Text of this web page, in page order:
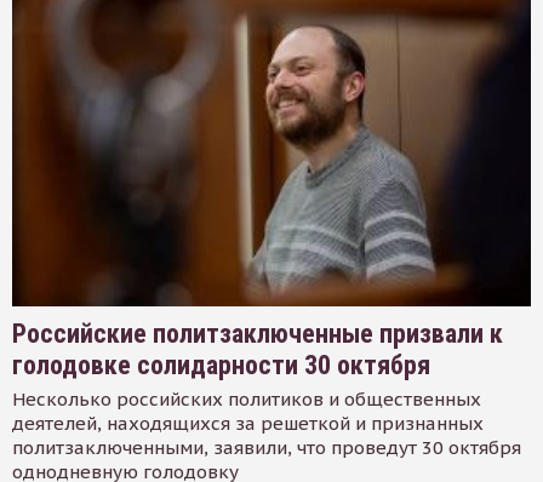
Российские политзаключенные призвали к
голодовке солидарности 30 октября
Несколько российских политиков и общественных
деятелей, находящихся за решеткой и признанных
политзаключенными, заявили, что проведут 30 октября
однодневную голодовку